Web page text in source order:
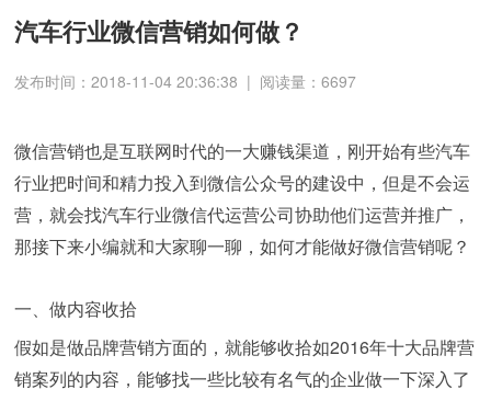
汽车行业微信营销如何做？
发布时间：2018-11-04 20:36:38 | 阅读量：6697
微信营销也是互联网时代的一大赚钱渠道，刚开始有些汽车
行业把时间和精力投入到微信公众号的建设中，但是不会运
营，就会找汽车行业微信代运营公司协助他们运营并推广，
那接下来小编就和大家聊一聊，如何才能做好微信营销呢？
一、做内容收拾
假如是做品牌营销方面的，就能够收拾如2016年十大品牌营
销案列的内容，能够找一些比较有名气的企业做一下深入了